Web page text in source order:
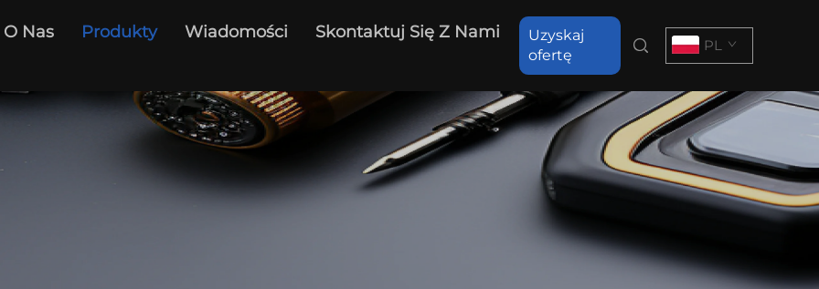
O Nas Produkty Wiadomości Skontaktuj Się Z Nami
Uzyskaj
ofertę
PL